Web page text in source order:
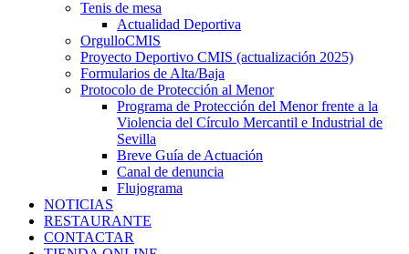
Tenis de mesa
Actualidad Deportiva
OrgulloCMIS
Proyecto Deportivo CMIS (actualización 2025)
Formularios de Alta/Baja
Protocolo de Protección al Menor
Programa de Protección del Menor frente a la
Violencia del Círculo Mercantil e Industrial de
Sevilla
Breve Guía de Actuación
Canal de denuncia
Flujograma
NOTICIAS
RESTAURANTE
CONTACTAR